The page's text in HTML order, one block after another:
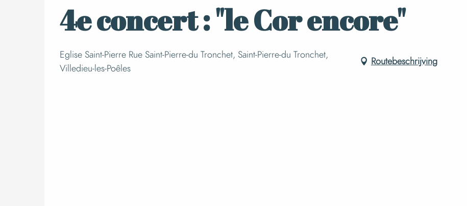
4e concert : "le Cor encore"
Eglise Saint-Pierre Rue Saint-Pierre-du Tronchet, Saint-Pierre-du Tronchet,
Villedieu-les-Poêles
Routebeschrijving